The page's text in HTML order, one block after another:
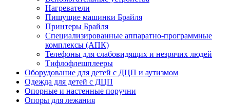
Нагреватели
Пишущие машинки Брайля
Принтеры Брайля
Специализированные аппаратно-программные
комплексы (АПК)
Телефоны для слабовидящих и незрячих людей
Тифлофлешплееры
Оборудование для детей с ДЦП и аутизмом
Одежда для детей с ДЦП
Опорные и настенные поручни
Опоры для лежания